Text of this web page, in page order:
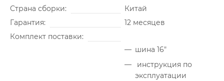
Страна сборки
Китай
Гарантия
12 месяцев
Комплект поставки
шина 16"
инструкция по
эксплуатации